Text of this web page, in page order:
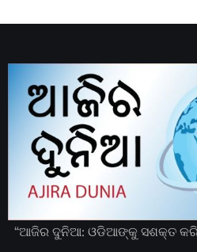
“ଆଜିର ଦୁନିଆ: ଓଡିଆଙ୍କୁ ସଶକ୍ତ